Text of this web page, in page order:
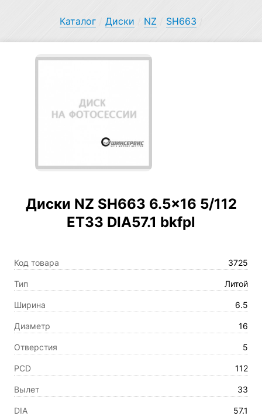
Каталог/ Диски NZ SH663
Диски NZ SH663 6.5×16 5/112
ET33 DIA57.1 bkfpl
Код товара 3725
Тип Литой
Ширина 6.5
Диаметр 16
Отверстия 5
PCD 112
Вылет 33
DIA 57.1